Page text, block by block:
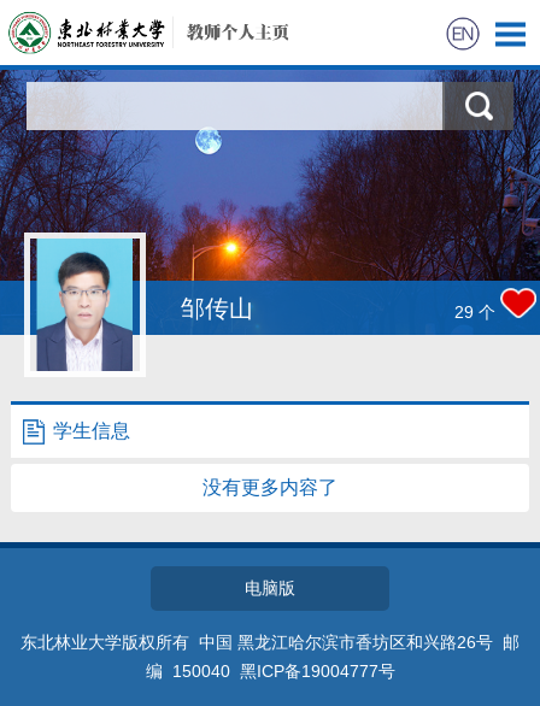
科学研究
教学研究
获奖信息
招生信息
学生信息
教师博客
邹传山 29 个
学生信息
没有更多内容了
电脑版
东北林业大学版权所有 中国 黑龙江哈尔滨市香坊区和兴路26号 邮
编 150040 黑ICP备19004777号